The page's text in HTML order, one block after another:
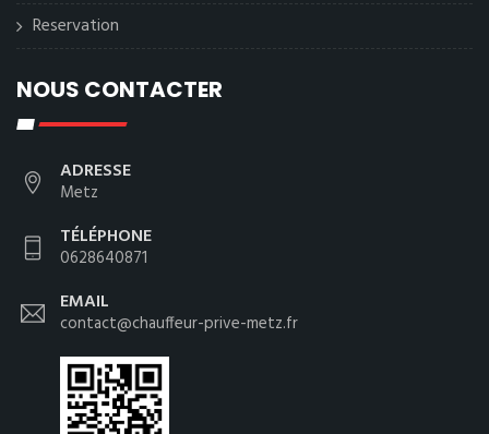
Reservation
NOUS CONTACTER
ADRESSE
Metz
TÉLÉPHONE
0628640871
EMAIL
contact@chauffeur-prive-metz.fr